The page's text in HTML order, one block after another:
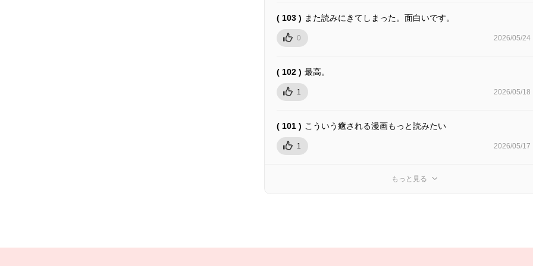
( 103 ) また読みにきてしまった。面白いです。
0 2026/05/24
( 102 ) 最高。
1 2026/05/18
( 101 ) こういう癒される漫画もっと読みたい
1 2026/05/17
もっと見る